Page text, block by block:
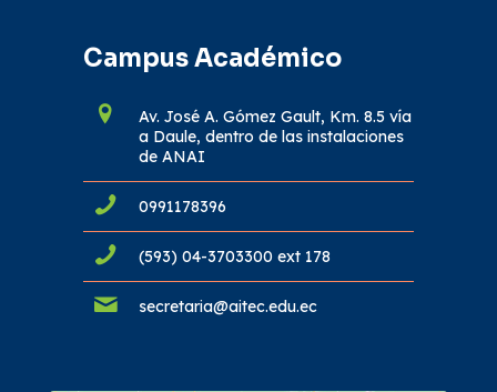
Campus Académico
Av. José A. Gómez Gault, Km. 8.5 vía
a Daule, dentro de las instalaciones
de ANAI
0991178396
(593) 04-3703300 ext 178
secretaria@aitec.edu.ec